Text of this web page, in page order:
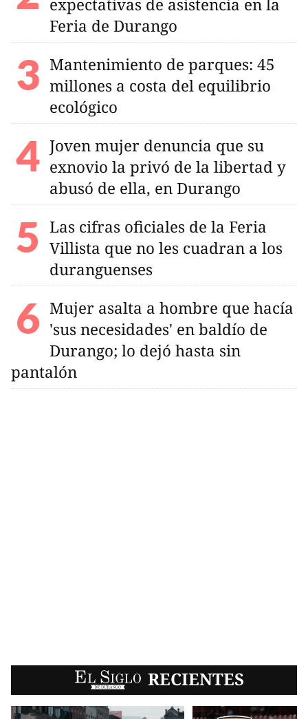
expectativas de asistencia en la
Feria de Durango
Mantenimiento de parques: 45
millones a costa del equilibrio
ecológico
Joven mujer denuncia que su
exnovio la privó de la libertad y
abusó de ella, en Durango
Las cifras oficiales de la Feria
Villista que no les cuadran a los
duranguenses
Mujer asalta a hombre que hacía
'sus necesidades' en baldío de
Durango; lo dejó hasta sin
pantalón
EL SIGLO RECIENTES